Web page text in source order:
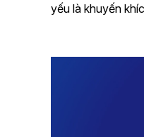
yếu là khuyến